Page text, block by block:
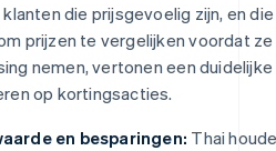
klanten die prijsgevoelig zijn, en die
prijzen te vergelijken voordat ze
nemen, vertonen een duidelijke
op kortingsacties.
en besparingen: Thai